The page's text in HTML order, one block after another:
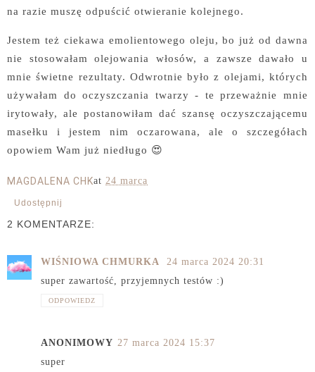
na razie muszę odpuścić otwieranie kolejnego.
Jestem też ciekawa emolientowego oleju, bo już od dawna
nie stosowałam olejowania włosów, a zawsze dawało u
mnie świetne rezultaty. Odwrotnie było z olejami, których
używałam do oczyszczania twarzy - te przeważnie mnie
irytowały, ale postanowiłam dać szansę oczyszczającemu
masełku i jestem nim oczarowana, ale o szczegółach
opowiem Wam już niedługo 😍
MAGDALENA CHKat 24 marca
Udostępnij
2 KOMENTARZE:
WIŚNIOWA CHMURKA
24 marca 2024 20:31
super zawartość, przyjemnych testów :)
ODPOWIEDZ
ANONIMOWY 27 marca 2024 15:37
super